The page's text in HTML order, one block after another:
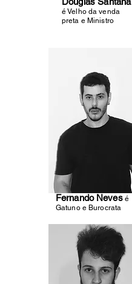
é Velho da venda
preta e Ministro
Fernando Neves é
Gatuno e Burocrata